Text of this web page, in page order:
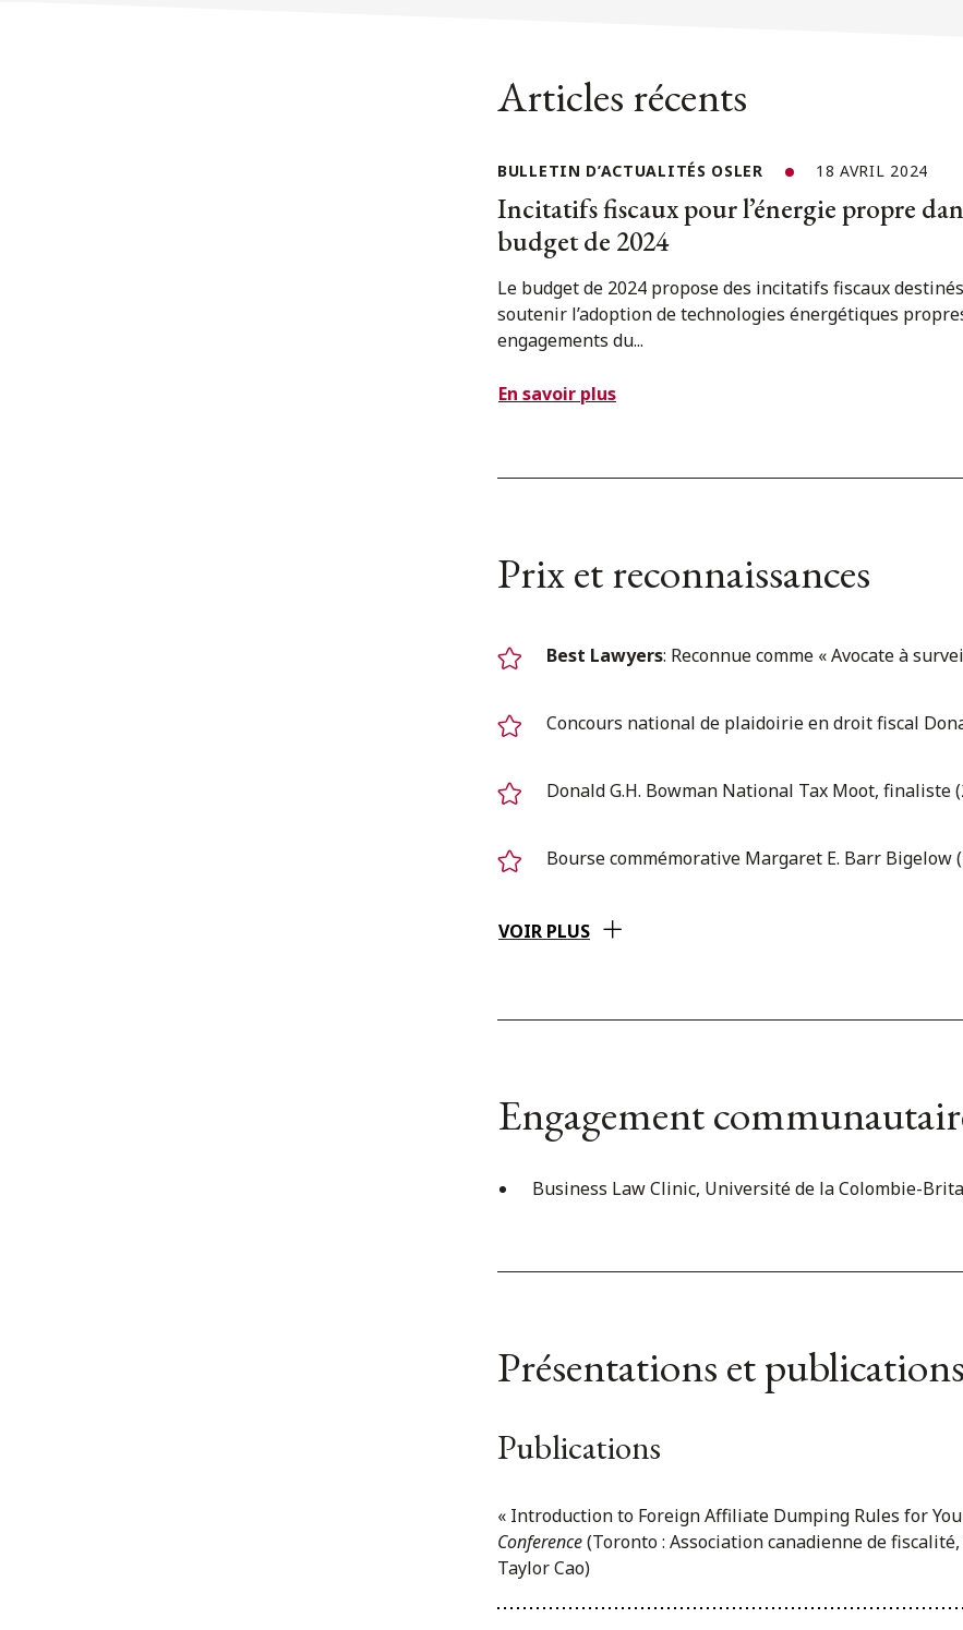
Articles récents
BULLETIN D’ACTUALITÉS OSLER 18 AVRIL 2024
Incitatifs fiscaux pour l’énergie propre
budget de 2024
Le budget de 2024 propose des incitatifs fiscaux
soutenir l’adoption de technologies énergétiques
engagements du...
En savoir plus
Prix et reconnaissances
Best Lawyers: Reconnue comme « Avocate à
Concours national de plaidoirie en droit fiscal
Donald G.H. Bowman National Tax Moot, finaliste
Bourse commémorative Margaret E. Barr Bigelow
VOIR PLUS
Engagement
Business Law Clinic, Université de la Colombie-
Présentations et publications
Publications
« Introduction to Foreign Affiliate Dumping Rules for
Conference(Toronto : Association canadienne de
Taylor Cao)